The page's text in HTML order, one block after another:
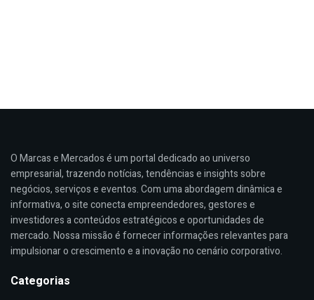
O Marcas e Mercados é um portal dedicado ao universo
empresarial, trazendo notícias, tendências e insights sobre
negócios, serviços e eventos. Com uma abordagem dinâmica e
informativa, o site conecta empreendedores, gestores e
investidores a conteúdos estratégicos e oportunidades de
mercado. Nossa missão é fornecer informações relevantes para
impulsionar o crescimento e a inovação no cenário corporativo.
Categorias